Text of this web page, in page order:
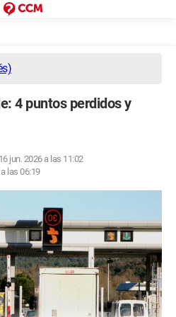
4 puntos perdidos y
jun. 2026 a las 11:02
las 06:19